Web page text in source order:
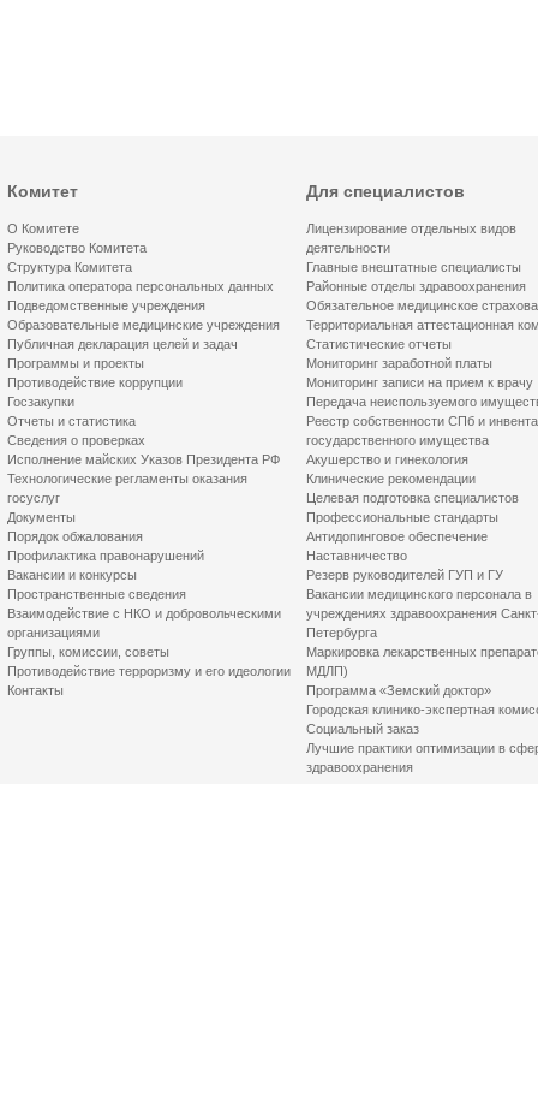
Комитет
О Комитете
Руководство Комитета
Структура Комитета
Политика оператора персональных данных
Подведомственные учреждения
Образовательные медицинские учреждения
Публичная декларация целей и задач
Программы и проекты
Противодействие коррупции
Госзакупки
Отчеты и статистика
Сведения о проверках
Исполнение майских Указов Президента РФ
Технологические регламенты оказания
госуслуг
Документы
Порядок обжалования
Профилактика правонарушений
Вакансии и конкурсы
Пространственные сведения
Взаимодействие с НКО и добровольческими
организациями
Группы, комиссии, советы
Противодействие терроризму и его идеологии
Контакты
Для специалистов
Лицензирование отдельных видов
деятельности
Главные внештатные специалисты
Районные отделы здравоохранения
Обязательное медицинское
Территориальная аттестационная
Статистические отчеты
Мониторинг заработной платы
Мониторинг записи на прием к врачу
Передача неиспользуемого
Реестр собственности СПб и
государственного имущества
Акушерство и гинекология
Клинические рекомендации
Целевая подготовка специалистов
Профессиональные стандарты
Антидопинговое обеспечение
Наставничество
Резерв руководителей ГУП и ГУ
Вакансии медицинского персонала в
учреждениях здравоохранения
Петербурга
Маркировка лекарственных
МДЛП)
Программа «Земский доктор»
Городская клинико-экспертная
Социальный заказ
Лучшие практики оптимизации в
здравоохранения